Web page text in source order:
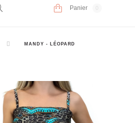
Panier
MANDY - LÉOPARD